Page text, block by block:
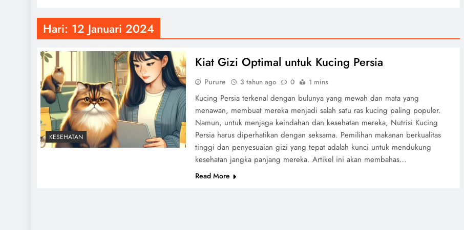
Hari: 12 Januari 2024
KESEHATAN
Kiat Gizi Optimal untuk Kucing Persia
Purure 3 tahun ago 0 1 mins
Kucing Persia terkenal dengan bulunya yang mewah dan mata yang
menawan, membuat mereka menjadi salah satu ras kucing paling populer.
Namun, untuk menjaga keindahan dan kesehatan mereka, Nutrisi Kucing
Persia harus diperhatikan dengan seksama. Pemilihan makanan berkualitas
tinggi dan penyesuaian gizi yang tepat adalah kunci untuk mendukung
kesehatan jangka panjang mereka. Artikel ini akan membahas…
Read More